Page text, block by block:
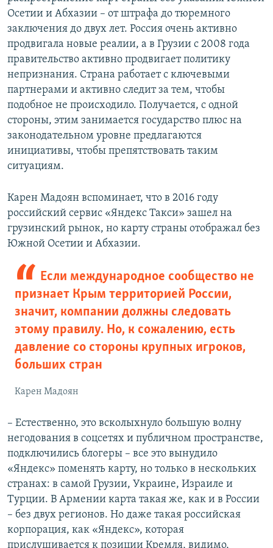
Осетии и Абхазии – от штрафа до тюремного
заключения до двух лет. Россия очень активно
продвигала новые реалии, а в Грузии с 2008 года
правительство активно продвигает политику
непризнания. Страна работает с ключевыми
партнерами и активно следит за тем, чтобы
подобное не происходило. Получается, с одной
стороны, этим занимается государство плюс на
законодательном уровне предлагаются
инициативы, чтобы препятствовать таким
ситуациям.
Карен Мадоян вспоминает, что в 2016 году
российский сервис «Яндекс Такси» зашел на
грузинский рынок, но карту страны отображал без
Южной Осетии и Абхазии.
Если международное сообщество не
признает Крым территорией России,
значит, компании должны следовать
этому правилу. Но, к сожалению, есть
давление со стороны крупных игроков,
больших стран
Карен Мадоян
– Естественно, это всколыхнуло большую волну
негодования в соцсетях и публичном пространстве,
подключились блогеры – все это вынудило
«Яндекс» поменять карту, но только в нескольких
странах: в самой Грузии, Украине, Израиле и
Турции. В Армении карта такая же, как и в России
– без двух регионов. Но даже такая российская
корпорация, как «Яндекс», которая
прислушивается к позиции Кремля, видимо,